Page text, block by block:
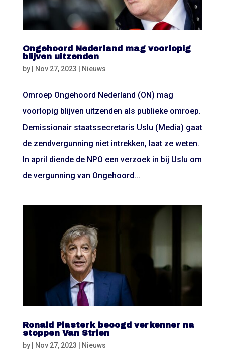
Ongehoord Nederland mag voorlopig
blijven uitzenden
by Nov 27, 2023 Nieuws
Omroep Ongehoord Nederland (ON) mag
voorlopig blijven uitzenden als publieke omroep.
Demissionair staatssecretaris Uslu (Media) gaat
de zendvergunning niet intrekken, laat ze weten.
In april diende de NPO een verzoek in bij Uslu om
de vergunning van Ongehoord...
Ronald Plasterk beoogd verkenner na
stoppen Van Strien
by Nov 27, 2023 Nieuws